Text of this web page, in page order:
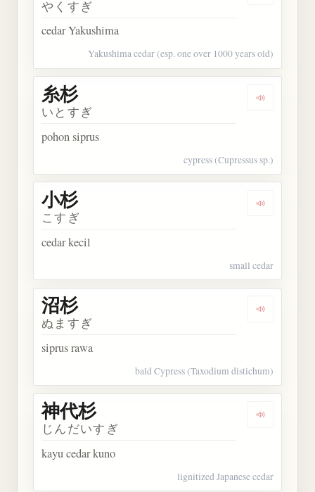
やくすぎ
cedar Yakushima
Yakushima cedar (esp. one over 1000 years old)
Dengarkan
糸杉
いとすぎ
pohon siprus
cypress (Cupressus sp.)
Dengarkan
小杉
こすぎ
cedar kecil
small cedar
Dengarkan
沼杉
ぬますぎ
siprus rawa
bald Cypress (Taxodium distichum)
Dengarkan
神代杉
じんだいすぎ
kayu cedar kuno
lignitized Japanese cedar